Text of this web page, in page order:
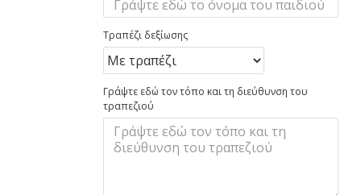
Τραπέζι δεξίωσης
Γράψτε εδώ τον τόπο και τη διεύθυνση του
τραπεζιού